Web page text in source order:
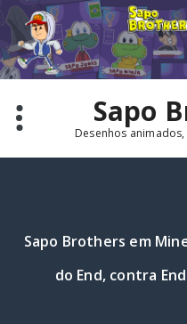
Pular
para
o
conteúdo
Sapo
Desenhos
Sapo Brothers em
do End, contra